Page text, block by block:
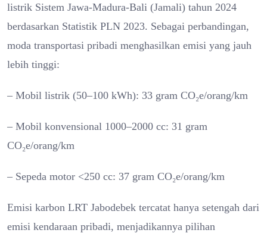
listrik Sistem Jawa-Madura-Bali (Jamali) tahun 2024
berdasarkan Statistik PLN 2023. Sebagai perbandingan,
moda transportasi pribadi menghasilkan emisi yang jauh
lebih tinggi:
– Mobil listrik (50–100 kWh): 33 gram CO₂e/orang/km
– Mobil konvensional 1000–2000 cc: 31 gram
CO₂e/orang/km
– Sepeda motor <250 cc: 37 gram CO₂e/orang/km
Emisi karbon LRT Jabodebek tercatat hanya setengah dari
emisi kendaraan pribadi, menjadikannya pilihan